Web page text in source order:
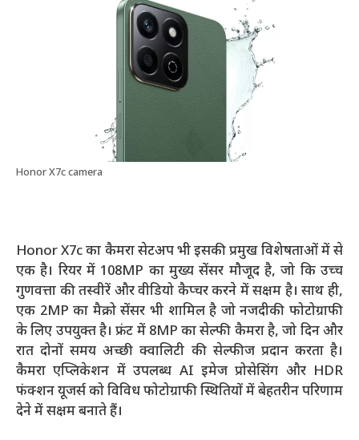
Honor X7c camera
Honor X7c का कैमरा सेटअप भी इसकी प्रमुख विशेषताओं में से
एक है। रियर में 108MP का मुख्य सेंसर मौजूद है, जो कि उच्च
गुणवत्ता की तस्वीरें और वीडियो कैप्चर करने में सक्षम है। साथ ही,
एक 2MP का मैक्रो सेंसर भी शामिल है जो नजदीकी फोटोग्राफी
के लिए उपयुक्त है। फ्रंट में 8MP का सेल्फी कैमरा है, जो दिन और
रात दोनों समय अच्छी क्वालिटी की सेल्फीज प्रदान करता है।
कैमरा एप्लिकेशन में उपलब्ध AI इमेज प्रोसेसिंग और HDR
फंक्शन यूजर्स को विविध फोटोग्राफी स्थितियों में बेहतरीन परिणाम
देने में सक्षम बनाते हैं।